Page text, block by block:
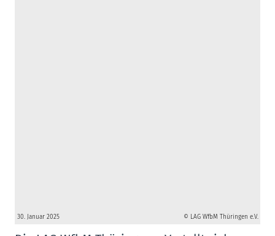
30. Januar 2025 © LAG WfbM Thüringen e.V.